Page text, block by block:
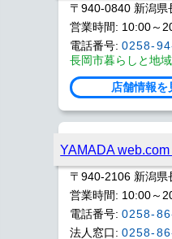
〒940-0840 新潟県
営業時間: 10:00～
電話番号: 0258-
長岡市暮らしと地
店舗情報を
YAMADA
〒940-2106 新潟県
営業時間: 10:00～
電話番号: 0258-
法人窓口: 0258-